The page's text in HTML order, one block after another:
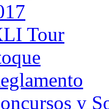
Tour
y